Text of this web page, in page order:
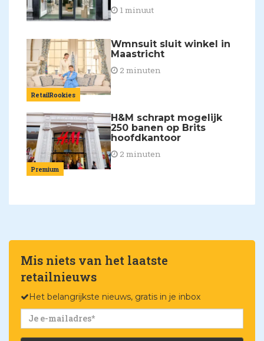
1 minuut
RetailRookies
Wmnsuit sluit winkel in
Maastricht
2 minuten
Premium
H&M schrapt mogelijk
250 banen op Brits
hoofdkantoor
2 minuten
Mis niets van het laatste
retailnieuws
Het belangrijkste nieuws, gratis in je inbox